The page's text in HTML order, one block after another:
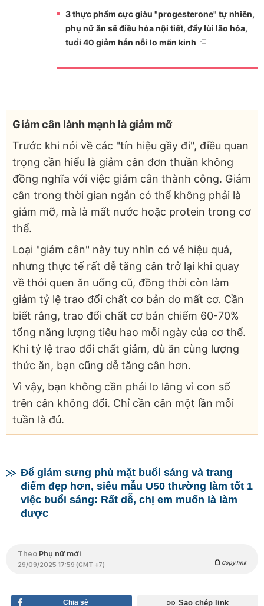
3 thực phẩm cực giàu "progesterone" tự nhiên,
phụ nữ ăn sẽ điều hòa nội tiết, đẩy lùi lão hóa,
tuổi 40 giảm hẳn nỗi lo mãn kinh
Giảm cân lành mạnh là giảm mỡ
Trước khi nói về các "tín hiệu gầy đi", điều quan
trọng cần hiểu là giảm cân đơn thuần không
đồng nghĩa với việc giảm cân thành công. Giảm
cân trong thời gian ngắn có thể không phải là
giảm mỡ, mà là mất nước hoặc protein trong cơ
thể.
Loại "giảm cân" này tuy nhìn có vẻ hiệu quả,
nhưng thực tế rất dễ tăng cân trở lại khi quay
về thói quen ăn uống cũ, đồng thời còn làm
giảm tỷ lệ trao đổi chất cơ bản do mất cơ. Cần
biết rằng, trao đổi chất cơ bản chiếm 60-70%
tổng năng lượng tiêu hao mỗi ngày của cơ thể.
Khi tỷ lệ trao đổi chất giảm, dù ăn cùng lượng
thức ăn, bạn cũng dễ tăng cân hơn.
Vì vậy, bạn không cần phải lo lắng vì con số
trên cân không đổi. Chỉ cần cân một lần mỗi
tuần là đủ.
Để giảm sưng phù mặt buổi sáng và trang
điểm đẹp hơn, siêu mẫu U50 thường làm tốt 1
việc buổi sáng: Rất dễ, chị em muốn là làm
được
Theo Phụ nữ mới
29/09/2025 17:59 (GMT +7) Copy link
Chia sẻ Sao chép link